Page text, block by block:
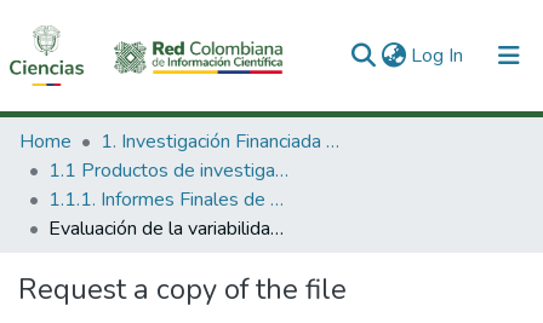
Log In (current)
Communities & Collections
All of DSpace
Statistics
Home
1. Investigación Financiada con Recursos Públicos
1.1 Productos de investigación
1.1.1. Informes Finales de Proyectos de Investigación
Evaluación de la variabilidad genética y su implicaciones en las características poblacionales de Pseudoplatystoma fasciatum y Pseudoplatystoma tigrinum en ambientes acuáticos de la Amazonia y Orinoquia Colombiana
Request a copy of the file